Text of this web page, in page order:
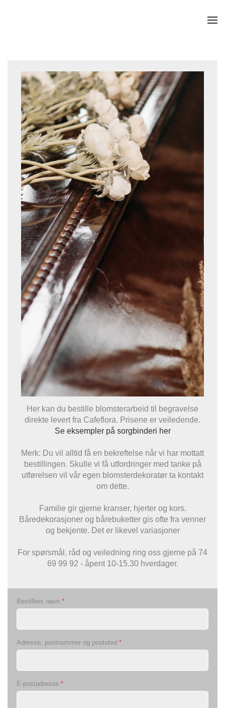
Her kan du bestille blomsterarbeid til begravelse
direkte levert fra Cafeflora. Prisene er veiledende.
Se eksempler på sorgbinderi her
Merk: Du vil alltid få en bekreftelse når vi har mottatt
bestillingen. Skulle vi få utfordringer med tanke på
utførelsen vil vår egen blomsterdekoratør ta kontakt
om dette.
Familie gir gjerne kranser, hjerter og kors.
Båredekorasjoner og bårebuketter gis ofte fra venner
og bekjente. Det er likevel variasjoner
For spørsmål, råd og veiledning ring oss gjerne på 74
69 99 92 - åpent 10-15.30 hverdager.
Bestillers navn *
Adresse, postnummer og poststed *
E-postadresse *